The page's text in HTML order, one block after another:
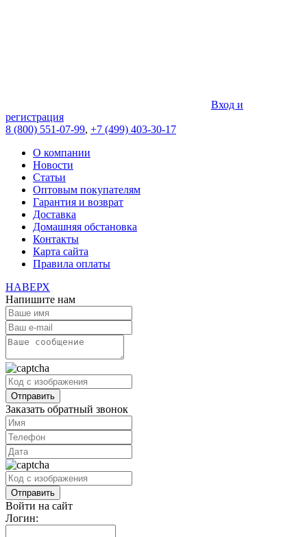
Вход и
регистрация
8 (800) 551-07-99, +7 (499) 403-30-17
О компании
Новости
Статьи
Оптовым покупателям
Гарантия и возврат
Доставка
Домашняя обстановка
Контакты
Карта сайта
Правила оплаты
НАВЕРХ
Напишите нам
Заказать обратный звонок
Войти на сайт
Логин: